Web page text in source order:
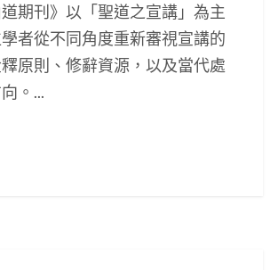
期刊》以「聖道之宣講」為主
者從不同角度重新審視宣講的
原則、修辭資源，以及當代處
。...